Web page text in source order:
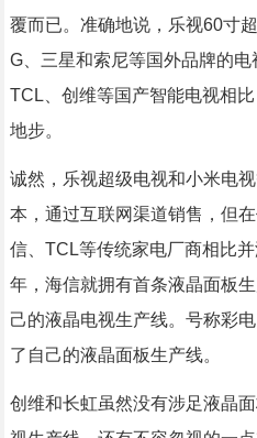
覆而已。准确地说，乐视60寸
G、三星和索尼等国外品牌的电
TCL、创维等国产智能电视相
地步。
诚然，乐视超级电视和小米电
本，通过互联网渠道销售，但
信、TCL等传统家电厂商相比
年，海信就拥有首条液晶面板
己的液晶电视生产线。号称彩
了自己的液晶面板生产线。
创维和长虹虽然没有涉足液晶